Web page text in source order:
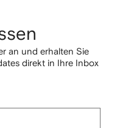
an und erhalten Sie
direkt in Ihre Inbox